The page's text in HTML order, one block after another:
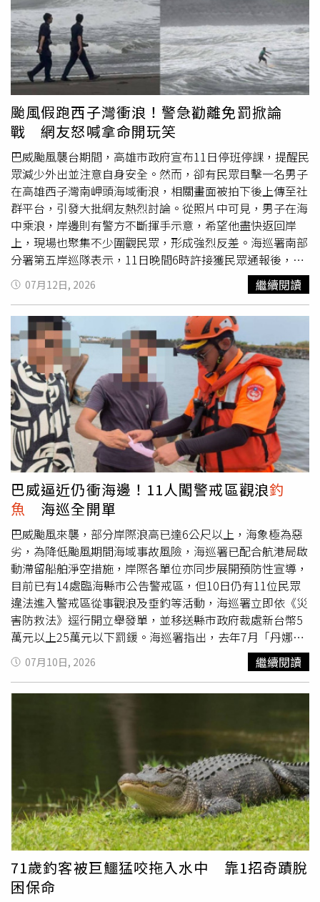
隨即將他轉介給另一位銀行專員協助完成帳戶驗證，專員要
求他開啟視訊分享畫面，方便依步驟指導他操作網路銀行。
當事人指出，視訊過程中，對方要求他操作網銀，像是從自
己的A銀行匯款到B銀行，再從B銀行轉到C銀行，都是在自
己名下戶頭轉來轉去，所以他也沒多想，就直接輸入驗證碼
進行操作，完成後對方便結束聯繫，結果沒過多久，他的網
銀APP陸續跳出「帳戶金額轉出」的訊息通知。「糟糕，大
意了！」當事人無奈道，他忘記視訊分享畫面中，自己輸入
的驗證碼也全被對方看得一清二楚，讓名下各網銀帳戶絲毫
沒有防護，導致錢就這麼被詐騙集團洗劫一空。對此，
「165打詐儀錶板」也列出5招防詐小撇步：1、網路買家提
供的物流連結不要直接點擊，應透過熟悉的官方平台操作。
2、宅配物流公司不會要求加入私人LINE客服，也不會要求
聯繫銀行專員。3、正常銀行不會透過視訊教導民眾登入網
銀或輸入OTP驗證碼。4、OTP驗證碼是保護帳戶的重要資
訊，絕不能提供或貿然接受陌生人指示輸入。5、網路交易
若遇到要求驗證帳戶、開通物流或操作網銀，應立即停止，
或撥打165反詐騙專線查證。
颱風假跑西子灣衝浪！警急勸離免罰掀論
戰 網友怒喊拿命開玩笑
巴威颱風襲台期間，高雄市政府宣布11日停班停課，提醒民
眾減少外出並注意自身安全。然而，卻有民眾目擊一名男子
在高雄西子灣南岬頭海域衝浪，相關畫面被拍下後上傳至社
群平台，引發大批網友熱烈討論。從照片中可見，男子在海
中乘浪，岸邊則有警方不斷揮手示意，希望他盡快返回岸
上，現場也聚集不少圍觀民眾，形成強烈反差。海巡署南部
分署第五岸巡隊表示，11日晚間6時許接獲民眾通報後，立
即派員前往現場處理，而高雄市警察局鼓山分局新濱派出所
員警也同步到場勸導衝浪民眾上岸。經查，當時中央氣象署
公布的資訊顯示，台灣南部海域尚未被列入颱風海上警戒
區，因此高雄市政府發布的禁止進入海域公告尚未正式生
效，執法人員依法只能進行勸導，並無法對該名衝浪男子開
罰。事件曝光後，引起網友兩極反應。部分民眾認為，颱風
天海象瞬息萬變，即使沒有明文禁止，也應該尊重公共安全
與自身生命，不應冒險下海，甚至有人呼籲政府修法，提高
違規風險的罰則，以避免類似情況再次發生。另一方面，也
有人認為，只要未違反現行法令，且具備足夠衝浪經驗，政
府不宜過度限制個人自由。海巡署則再次提醒，颱風期間即
使部分海域尚未列入警戒範圍，仍可能因長浪、離岸流、強
陣風及突發性巨浪而發生危險，海象變化速度遠超一般人預
期，一旦發生意外，不僅危及自身生命，也可能增加救援人
員的風險與負擔。呼籲民眾在颱風影響期間避免前往海邊從
事衝浪、戲水、 釣魚等水域活動，共同維護自身及他人的安
全。此次事件也再次引發外界對於「停班停課是否代表全面
禁止危險活動」、「地方禁制令何時生效」以及「法律與公
共安全如何取得平衡」等議題的討論。未來是否有必要檢討
相關法規與應變機制，避免民眾因法律灰色地帶而誤判風
險，仍值得政府與社會持續關注。
07月12日, 2026 繼續閱讀
巴威逼近仍衝海邊！11人闖警戒區觀浪釣
魚 海巡全開單
巴威颱風來襲，部分岸際浪高已達6公尺以上，海象極為惡
劣，為降低颱風期間海域事故風險，海巡署已配合航港局啟
動滯留船舶淨空措施，岸際各單位亦同步展開預防性宣導，
目前已有14處臨海縣市公告警戒區，但10日仍有11位民眾
違法進入警戒區從事觀浪及垂釣等活動，海巡署立即依《災
害防救法》逕行開立舉發單，並移送縣市政府裁處新台幣5
萬元以上25萬元以下罰鍰。海巡署指出，去年7月「丹娜
絲」颱風侵台期間，宜蘭地區發生民眾違法進入公告警戒區
從事捕撈活動，不幸遭大浪捲入海中溺斃之慘痛案例。颱風
期間海象變化快速，提醒民眾切勿心存僥倖擅闖警戒區，不
期間切勿前往管戒區從事觀浪等戶外活動，並做好相關防颱
07月10日, 2026 繼續閱讀
71歲釣客被巨鱷猛咬拖入水中 靠1招奇蹟脫
困保命